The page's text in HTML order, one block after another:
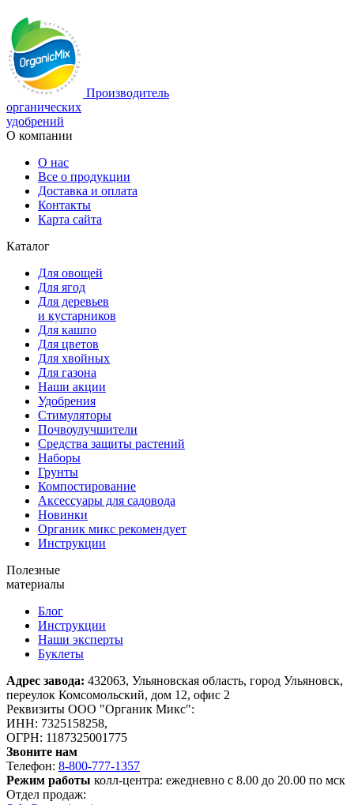
Производитель
органических
удобрений
О компании
О нас
Все о продукции
Доставка и оплата
Контакты
Карта сайта
Каталог
Для овощей
Для ягод
Для деревьев
и кустарников
Для кашпо
Для цветов
Для хвойных
Для газона
Наши акции
Удобрения
Стимуляторы
Почвоулучшители
Средства защиты растений
Наборы
Грунты
Компостирование
Аксессуары для садовода
Новинки
Органик микс рекомендует
Инструкции
Полезные
материалы
Блог
Инструкции
Наши эксперты
Буклеты
Адрес завода: 432063, Ульяновская область, город Ульяновск,
переулок Комсомольский, дом 12, офис 2
Реквизиты ООО "Органик Микс":
ИНН: 7325158258,
ОГРН: 1187325001775
Звоните нам
Телефон: 8-800-777-1357
Режим работы колл-центра: ежедневно с 8.00 до 20.00 по мск
Отдел продаж: